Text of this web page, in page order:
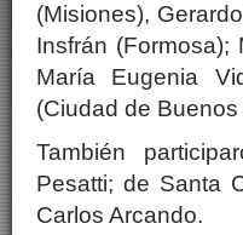
(Misiones),
Insfrán (Formosa);
María Eugenia
(Ciudad de Buenos
También
Pesatti; de Santa
Carlos Arcando.